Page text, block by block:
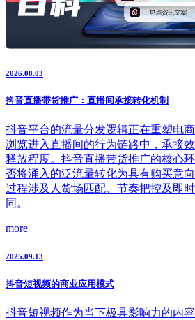
2026.08.03
抖音直播带货推广：直播间承接转化机制
抖音平台的流量分发逻辑正在重塑电
浏览进入直播间的行为链路中，承接
释放程度。抖音直播带货推广的核心
否将涌入的泛流量转化为具有购买意
过程涉及人货场匹配、节奏把控及即
同。
more
2025.09.13
抖音短视频的商业应用模式
抖音短视频作为当下极具影响力的内